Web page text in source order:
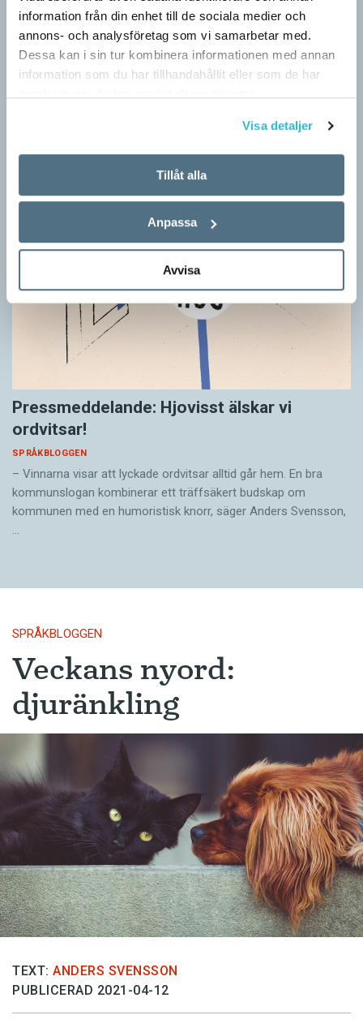
information från din enhet till de sociala medier och
annons- och analysföretag som vi samarbetar med.
Dessa kan i sin tur kombinera informationen med annan
information som du har tillhandahållit eller som de har
Visa detaljer
Tillåt alla
Anpassa
Avvisa
Pressmeddelande: Hjovisst älskar vi
ordvitsar!
SPRÅKBLOGGEN
– Vinnarna visar att lyckade ordvitsar alltid går hem. En bra
kommunslogan kombinerar ett träffsäkert budskap om
kommunen med en humoristisk knorr, säger Anders Svensson,
…
SPRÅKBLOGGEN
Veckans nyord:
djuränkling
TEXT: ANDERS SVENSSON
PUBLICERAD 2021-04-12